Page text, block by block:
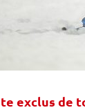
exclus de